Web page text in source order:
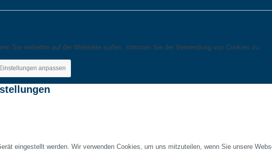
Sie weiterhin auf der Webseite surfen, stimmen Sie der Verwendung von Cookies zu.
Einstellungen anpassen
eingestellt werden. Wir verwenden Cookies, um uns mitzuteilen, wenn Sie unsere